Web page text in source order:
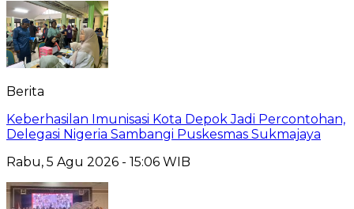
Berita
Keberhasilan Imunisasi Kota Depok Jadi Percontohan,
Delegasi Nigeria Sambangi Puskesmas Sukmajaya
Rabu, 5 Agu 2026 - 15:06 WIB